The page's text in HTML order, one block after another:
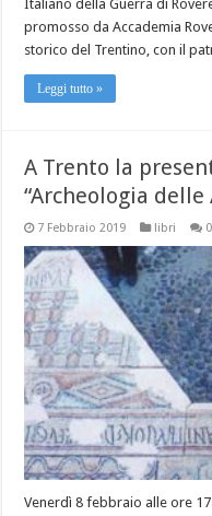
Italiano della Guerra di
promosso da Accademia
storico del Trentino, con il
Leggi tutto »
A Trento la
“Archeologia delle
7 Febbraio 2019 libri 0
Venerdì 8 febbraio alle ore